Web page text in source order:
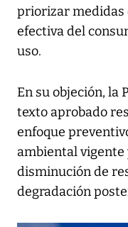
priorizar medidas
efectiva del
uso.
En su objeción, la
texto aprobado
enfoque
ambiental
disminución de
degradación